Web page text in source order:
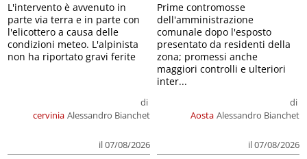
cervinia
di
Alessandro Bianchet
il 07/08/2026
L'intervento è avvenuto in
parte via terra e in parte con
l'elicottero a causa delle
condizioni meteo. L'alpinista
non ha riportato gravi ferite
Aosta
di
Alessandro Bianchet
il 07/08/2026
Prime contromosse
dell'amministrazione
comunale dopo l'esposto
presentato da residenti della
zona; promessi anche
maggiori controlli e ulteriori
inter...